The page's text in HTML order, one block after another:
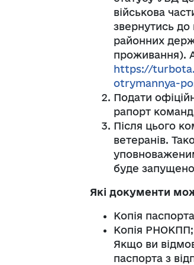
військова
звернутись до
районних
проживання).
https://
otrymannya-
Подати
рапорт
Після цього
ветеранів.
буде
Які документи
Копія
Копія РНОКПП;
Якщо ви
паспорта з